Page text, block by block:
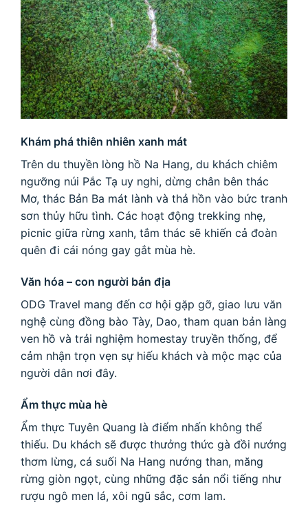
Khám phá thiên nhiên xanh mát
Trên du thuyền lòng hồ Na Hang, du khách chiêm
ngưỡng núi Pắc Tạ uy nghi, dừng chân bên thác
Mơ, thác Bản Ba mát lành và thả hồn vào bức tranh
sơn thủy hữu tình. Các hoạt động trekking nhẹ,
picnic giữa rừng xanh, tắm thác sẽ khiến cả đoàn
quên đi cái nóng gay gắt mùa hè.
Văn hóa – con người bản địa
ODG Travel mang đến cơ hội gặp gỡ, giao lưu văn
nghệ cùng đồng bào Tày, Dao, tham quan bản làng
ven hồ và trải nghiệm homestay truyền thống, để
cảm nhận trọn vẹn sự hiếu khách và mộc mạc của
người dân nơi đây.
Ẩm thực mùa hè
Ẩm thực Tuyên Quang là điểm nhấn không thể
thiếu. Du khách sẽ được thưởng thức gà đồi nướng
thơm lừng, cá suối Na Hang nướng than, măng
rừng giòn ngọt, cùng những đặc sản nổi tiếng như
rượu ngô men lá, xôi ngũ sắc, cơm lam.